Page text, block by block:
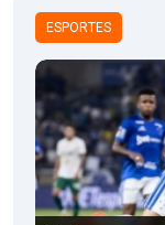
ESPORTES